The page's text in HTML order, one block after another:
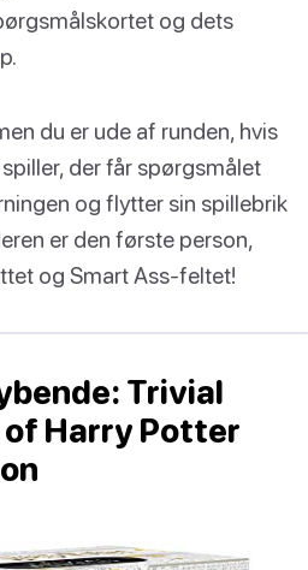
og dets
du er ude af runden, hvis
der får spørgsmålet
og flytter sin spillebrik
er den første person,
og Smart Ass-feltet!
Trivial
Harry Potter